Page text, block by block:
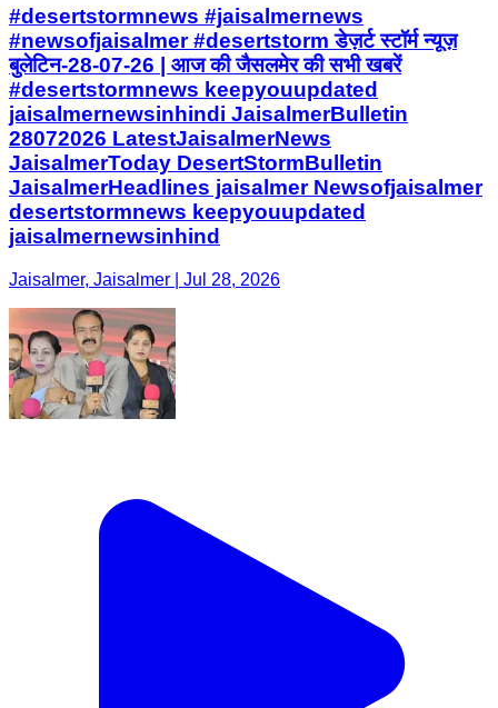
#desertstormnews #jaisalmernews
#newsofjaisalmer #desertstorm डेज़र्ट स्टॉर्म न्यूज़
बुलेटिन-28-07-26 | आज की जैसलमेर की सभी खबरें
#desertstormnews keepyouupdated
jaisalmernewsinhindi JaisalmerBulletin
28072026 LatestJaisalmerNews
JaisalmerToday DesertStormBulletin
JaisalmerHeadlines jaisalmer Newsofjaisalmer
desertstormnews keepyouupdated
jaisalmernewsinhind
Jaisalmer, Jaisalmer | Jul 28, 2026